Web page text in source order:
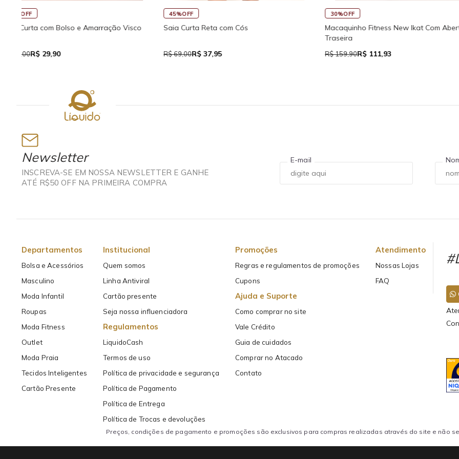
Saia Curta Reta com Cós
R$ 69,00R$ 37,95
Macaquinho Fitness New Ikat Com Abertura
R$ 159,90R$ 111,93
Regata Feminina de Alcinhas
R$ 71,00R$ 39,05
Newsletter
INSCREVA-SE EM NOSSA NEWSLETTER E GANHE
ATÉ R$50 OFF NA PRIMEIRA COMPRA
E-mail
Departamentos
Bolsa e Acessórios
Masculino
Moda Infantil
Roupas
Moda Fitness
Outlet
Moda Praia
Tecidos Inteligentes
Cartão Presente
Institucional
Quem somos
Linha Antiviral
Cartão presente
Seja nossa influenciadora
Regulamentos
LiquidoCash
Termos de uso
Política de privacidade e segurança
Política de Pagamento
Política de Entrega
Política de Trocas e devoluções
Promoções
Regras e regulamentos de promoções
Cupons
Ajuda e Suporte
Como comprar no site
Vale Crédito
Guia de cuidados
Comprar no Atacado
Contato
Atendimento
Nossas Lojas
FAQ
Preços, condições de pagamento e promoções são exclusivos para compras realizadas através do site e não